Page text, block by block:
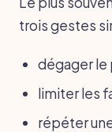
trois gestes
dégager le
limiter les
répéter